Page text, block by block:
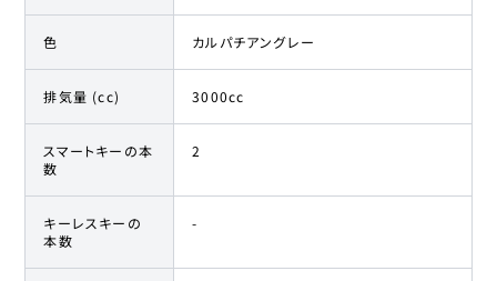
色 カルパチアングレー
排気量 (cc) 3000cc
スマートキーの本
数
2
キーレスキーの
本数
-